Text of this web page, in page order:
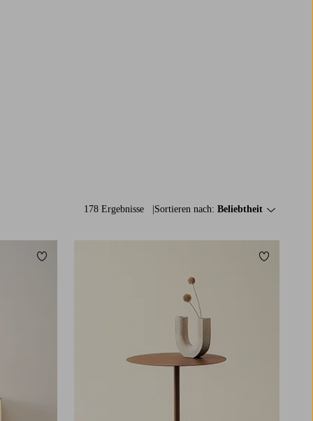
178 Ergebnisse Sortieren nach: Beliebtheit
Zu Favoriten hinzufügen Zu